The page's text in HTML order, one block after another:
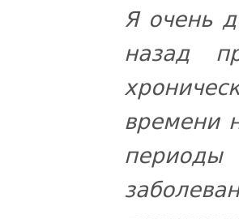
Я очень
назад
времени